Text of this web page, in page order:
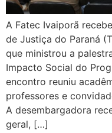
A Fatec Ivaiporã
de Justiça do Paraná
que ministrou a
Impacto Social do
encontro reuniu
professores e
A desembargadora
geral, […]